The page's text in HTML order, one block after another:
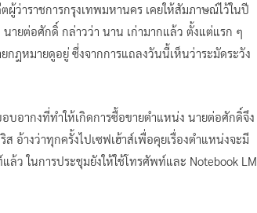
ว่าราชการกรุงเทพมหานคร เคยให้สัมภาษณ์ไว้ในปี
ายต่อศักดิ์ กล่าวว่า นาน เก่ามากแล้ว ตั้งแต่แรก ๆ
ฎหมายดูอยู่ ซึ่งจากการแถลงวันนี้เห็นว่าระมัดระวัง
อากงที่ทำให้เกิดการซื้อขายตำแหน่ง นายต่อศักดิ์จึง
อ้างว่าทุกครั้งไปเซฟเฮ้าส์เพื่อคุยเรื่องตำแหน่งจะมี
ว ในการประชุมยังให้ใช้โทรศัพท์และ Notebook LM